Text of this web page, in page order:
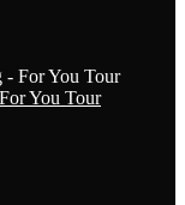
You Tour